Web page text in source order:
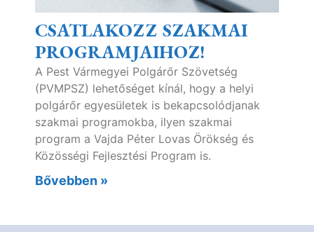
CSATLAKOZZ SZAKMAI
PROGRAMJAIHOZ!
A Pest Vármegyei Polgárőr Szövetség
(PVMPSZ) lehetőséget kínál, hogy a helyi
polgárőr egyesületek is bekapcsolódjanak
szakmai programokba, ilyen szakmai
program a Vajda Péter Lovas Örökség és
Közösségi Fejlesztési Program is.
Bővebben »